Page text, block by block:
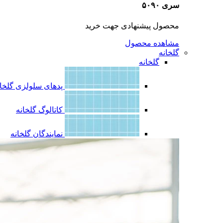
سری ۵۰۹۰
محصول پیشنهادی جهت خرید
مشاهده محصول
گلخانه
گلخانه
پدهای سلولزی
کاتالوگ گلخانه
نمایندگان گلخانه